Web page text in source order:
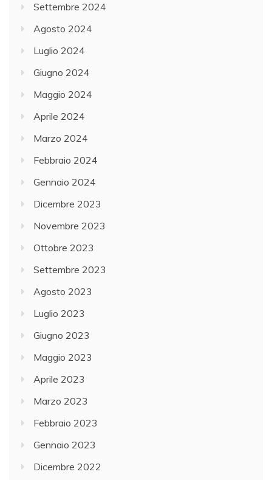
Settembre 2024
Agosto 2024
Luglio 2024
Giugno 2024
Maggio 2024
Aprile 2024
Marzo 2024
Febbraio 2024
Gennaio 2024
Dicembre 2023
Novembre 2023
Ottobre 2023
Settembre 2023
Agosto 2023
Luglio 2023
Giugno 2023
Maggio 2023
Aprile 2023
Marzo 2023
Febbraio 2023
Gennaio 2023
Dicembre 2022